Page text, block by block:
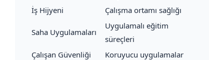
İş Hijyeni
Çalışma ortamı sağlığı
Saha Uygulamaları
Uygulamalı eğitim
süreçleri
Çalışan Güvenliği
Koruyucu uygulamalar